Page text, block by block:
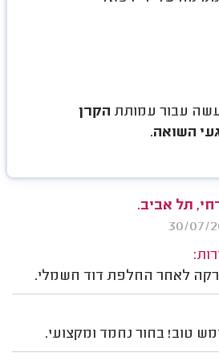
עבור עמותת הקרן
השואה.
תל אביב.
לאחר החלפת דוד חשמלי.
טוב! בחור נחמד ומקצועי.